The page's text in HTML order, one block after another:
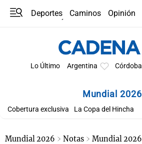
Deportes Caminos
Opinión
Lo Último Argentina Córdoba
Mundial 2026
Cobertura exclusiva La Copa del Hincha
Mundial 2026 Notas Mundial 2026